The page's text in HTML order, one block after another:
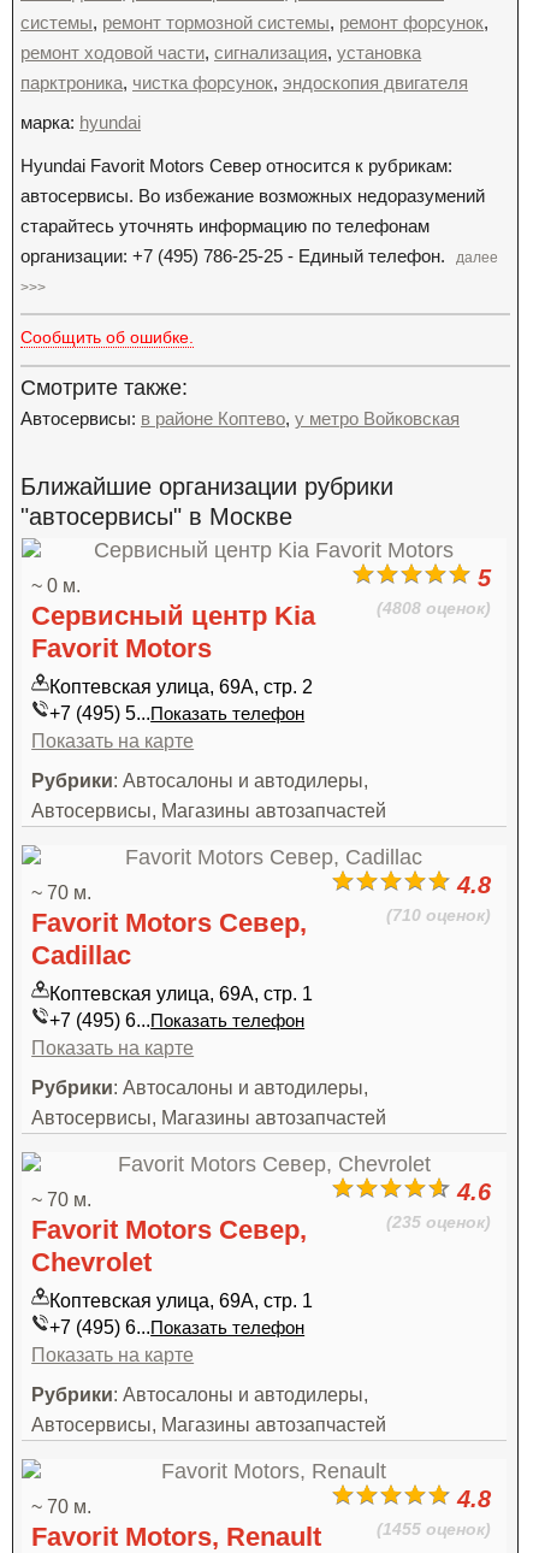
системы, ремонт тормозной системы, ремонт форсунок,
ремонт ходовой части, сигнализация, установка
парктроника, чистка форсунок, эндоскопия двигателя
марка: hyundai
Hyundai Favorit Motors Север относится к рубрикам:
автосервисы. Во избежание возможных недоразумений
старайтесь уточнять информацию по телефонам
организации: +7 (495) 786-25-25 - Единый телефон.
далее
>>>
Сообщить об ошибке.
Смотрите также:
Автосервисы: в районе Коптево, у метро Войковская
Ближайшие организации рубрики
"автосервисы" в Москве
5
(4808 оценок)
~ 0 м.
Сервисный центр Kia
Favorit Motors
Коптевская улица, 69А, стр. 2
+7 (495) 5...Показать телефон
Показать на карте
Рубрики: Автосалоны и автодилеры,
Автосервисы, Магазины автозапчастей
4.8
(710 оценок)
~ 70 м.
Favorit Motors Север,
Cadillac
Коптевская улица, 69А, стр. 1
+7 (495) 6...Показать телефон
Показать на карте
Рубрики: Автосалоны и автодилеры,
Автосервисы, Магазины автозапчастей
4.6
(235 оценок)
~ 70 м.
Favorit Motors Север,
Chevrolet
Коптевская улица, 69А, стр. 1
+7 (495) 6...Показать телефон
Показать на карте
Рубрики: Автосалоны и автодилеры,
Автосервисы, Магазины автозапчастей
4.8
(1455 оценок)
~ 70 м.
Favorit Motors, Renault